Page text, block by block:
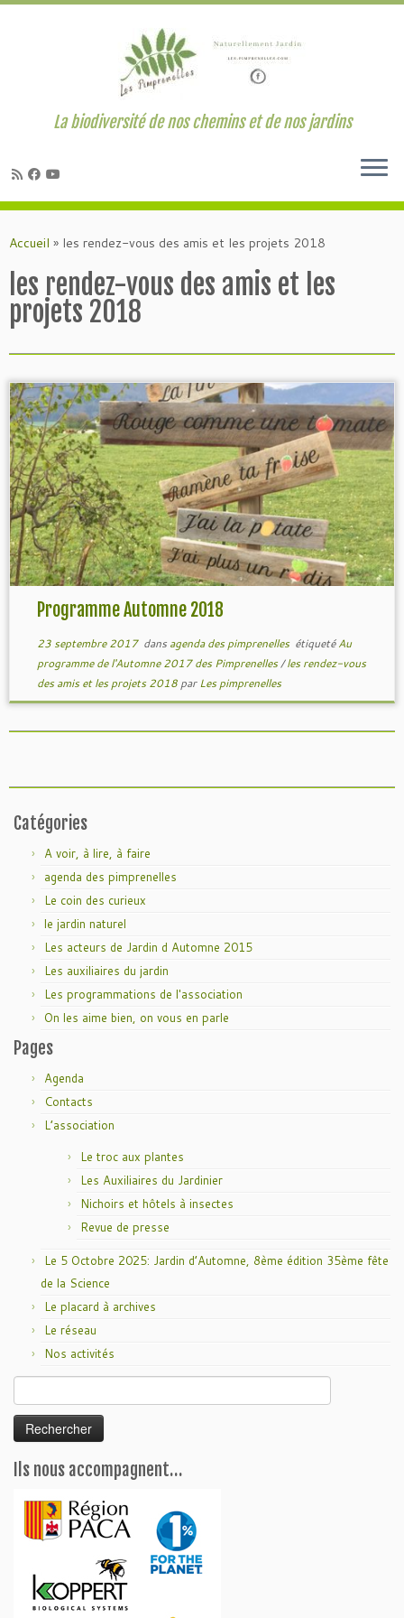
au
La biodiversité de nos chemins et de nos jardins
Accueil » les rendez-vous des amis et les projets 2018
les rendez-vous des amis et les
projets 2018
Programme Automne 2018
23 septembre 2017dans agenda des pimprenelles étiquetéAu
programme de l'Automne 2017 des Pimprenelles/les rendez-vous
des amis et les projets 2018 parLes pimprenelles
Catégories
A voir, à lire, à faire
agenda des pimprenelles
Le coin des curieux
le jardin naturel
Les acteurs de Jardin d Automne 2015
Les auxiliaires du jardin
Les programmations de l'association
On les aime bien, on vous en parle
Pages
Agenda
Contacts
L’association
Le troc aux plantes
Les Auxiliaires du Jardinier
Nichoirs et hôtels à insectes
Revue de presse
Le 5 Octobre 2025: Jardin d’Automne, 8ème édition 35ème fête
de la Science
Le placard à archives
Le réseau
Nos activités
Ils nous accompagnent…